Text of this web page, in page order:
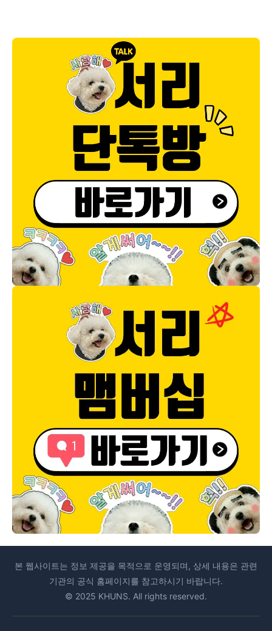
본 웹사이트는 정보 제공을 목적으로 운영되며, 상세 내용은 관련
기관의 공식 홈페이지를 참고하시기 바랍니다.
© 2025 KHUNS. All rights reserved.